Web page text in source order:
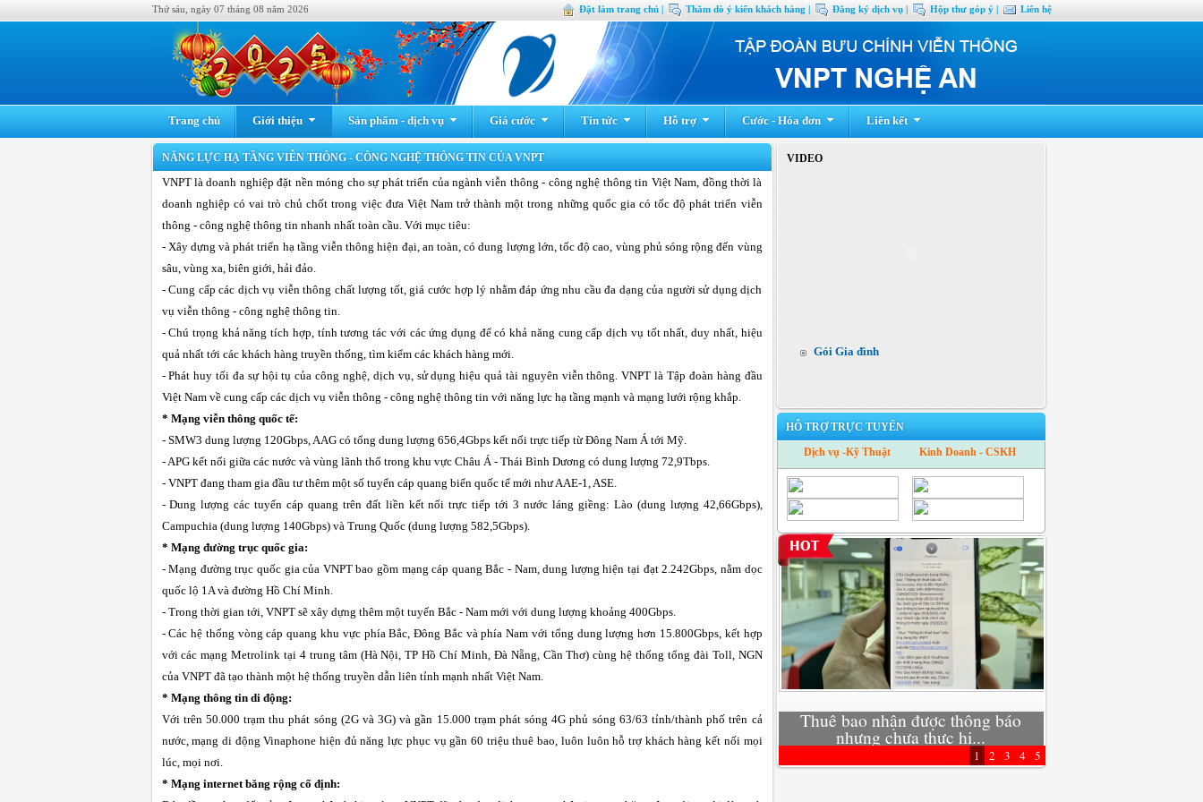
Thứ sáu, ngày 07 tháng 08 năm 2026 Liên hệ
Hộp thư góp ý |
Đăng ký dịch vụ |
Thăm dò ý kiến khách hàng |
Đặt làm trang chủ |
Trang chủ Giới thiệu Sản phẩm - dịch vụ Giá cước Tin tức Hỗ trợ Cước - Hóa đơn Liên kết
NĂNG LỰC HẠ TẦNG VIỄN THÔNG - CÔNG NGHỆ THÔNG TIN CỦA VNPT
VNPT là doanh nghiệp đặt nền móng cho sự phát triển của ngành viễn thông - công nghệ thông tin Việt Nam, đồng thời là
doanh nghiệp có vai trò chủ chốt trong việc đưa Việt Nam trở thành một trong những quốc gia có tốc độ phát triển viễn
thông - công nghệ thông tin nhanh nhất toàn cầu. Với mục tiêu:
- Xây dựng và phát triển hạ tầng viễn thông hiện đại, an toàn, có dung lượng lớn, tốc độ cao, vùng phủ sóng rộng đến vùng
sâu, vùng xa, biên giới, hải đảo.
- Cung cấp các dịch vụ viễn thông chất lượng tốt, giá cước hợp lý nhằm đáp ứng nhu cầu đa dạng của người sử dụng dịch
vụ viễn thông - công nghệ thông tin.
- Chú trọng khả năng tích hợp, tính tương tác với các ứng dụng để có khả năng cung cấp dịch vụ tốt nhất, duy nhất, hiệu
quả nhất tới các khách hàng truyền thống, tìm kiếm các khách hàng mới.
- Phát huy tối đa sự hội tụ của công nghệ, dịch vụ, sử dụng hiệu quả tài nguyên viễn thông. VNPT là Tập đoàn hàng đầu
Việt Nam về cung cấp các dịch vụ viễn thông - công nghệ thông tin với năng lực hạ tầng mạnh và mạng lưới rộng khắp.
* Mạng viễn thông quốc tế:
- SMW3 dung lượng 120Gbps, AAG có tổng dung lượng 656,4Gbps kết nối trực tiếp từ Đông Nam Á tới Mỹ.
- APG kết nối giữa các nước và vùng lãnh thổ trong khu vực Châu Á - Thái Bình Dương có dung lượng 72,9Tbps.
- VNPT đang tham gia đầu tư thêm một số tuyến cáp quang biển quốc tế mới như AAE-1, ASE.
- Dung lượng các tuyến cáp quang trên đất liền kết nối trực tiếp tới 3 nước láng giềng: Lào (dung lượng 42,66Gbps),
Campuchia (dung lượng 140Gbps) và Trung Quốc (dung lượng 582,5Gbps).
* Mạng đường trục quốc gia:
-Mạng đường trục quốc gia của VNPT bao gồm mạng cáp quang Bắc - Nam, dung lượng hiện tại đạt 2.242Gbps, nằm dọc
quốc lộ 1A và đường Hồ Chí Minh.
- Trong thời gian tới, VNPT sẽ xây dựng thêm một tuyến Bắc - Nam mới với dung lượng khoảng 400Gbps.
- Các hệ thống vòng cáp quang khu vực phía Bắc, Đông Bắc và phía Nam với tổng dung lượng hơn 15.800Gbps, kết hợp
với các mạng Metrolink tại 4 trung tâm (Hà Nội, TP Hồ Chí Minh, Đà Nẵng, Cần Thơ) cùng hệ thống tổng đài Toll, NGN
của VNPT đã tạo thành một hệ thống truyền dẫn liên tỉnh mạnh nhất Việt Nam.
* Mạng thông tin di động:
Với trên 50.000 trạm thu phát sóng (2G và 3G) và gần 15.000 trạm phát sóng 4G phủ sóng 63/63 tỉnh/thành phố trên cả
nước, mạng di động Vinaphone hiện đủ năng lực phục vụ gần 60 triệu thuê bao, luôn luôn hỗ trợ khách hàng kết nối mọi
lúc, mọi nơi.
* Mạng internet băng rộng cố định:
VIDEO
Gói Gia đình
HỖ TRỢ TRỰC TUYẾN
Dịch vụ -Kỹ Thuật
Kinh Doanh - CSKH
Thuê bao nhận được thông báo
nhưng chưa thực hi...
1 2 3 4 5